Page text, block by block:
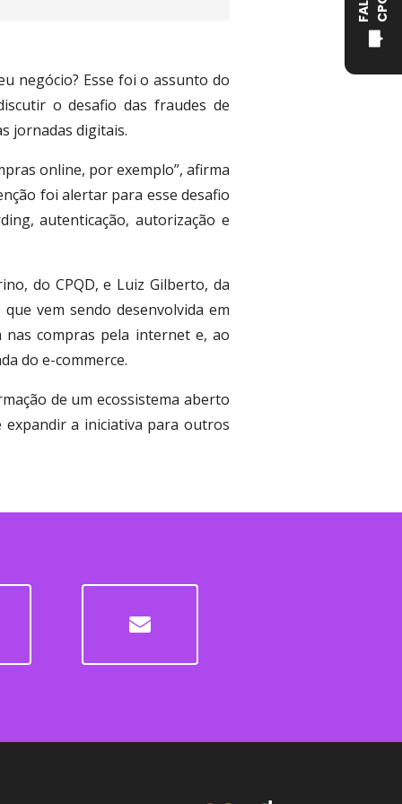
negócio? Esse foi o assunto do
o desafio das fraudes de
jornadas digitais.
online, por exemplo”, afirma
foi alertar para esse desafio
autenticação, autorização e
do CPQD, e Luiz Gilberto, da
vem sendo desenvolvida em
nas compras pela internet e, ao
do e-commerce.
de um ecossistema aberto
expandir a iniciativa para outros